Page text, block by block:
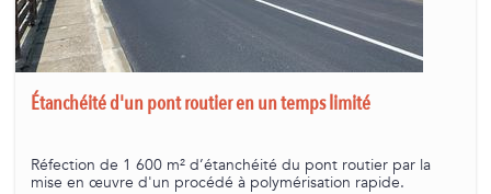
Étanchéité d'un pont routier en un temps limité
Réfection de 1 600 m² d’étanchéité du pont routier par la
mise en œuvre d'un procédé à polymérisation rapide.